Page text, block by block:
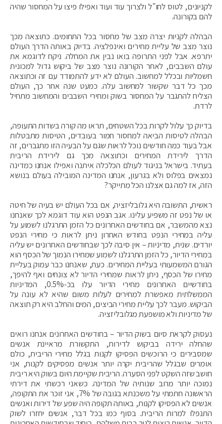
לקניונים, לטוס לחו"ל ולצרוך עוד ועוד ואפילו פיצו על המחסור שהיה
להם בקורונה.
הבהלה לקניות יצרה מצב של מחסור בכל התחומים. כתוצאה מכך
נוצר מצב של עליית מחירים ואינפלציה. בדיוק באותה הדרך העולם
יתרפא. אבל לפני התרופה בואו נבין את המחלה. ניקח לדוגמא את
עולם השבבים, לאחר הקורונה נוצר מצב של ביקוש גדול למכונית
חשמליות ובכלל למחשוב. העולם לא ידע להתמודד עם זה וכתוצאה
מכך כל דבר שקשור למחשוב עלה. כמעט שנה אחר כך, העולם
הצליח להתגבר על המחסור בשוק ומחירי השבבים והמחשוב מתחיל
לרדת.
בדיוק כך עלול לקרות בכל השטחים, תראו מה קורה בשדות התעופה,
הבהלה לטיסות הביאה למחסור חמור בעובדים, הטיסות מתבטלות
אבל בעוד כמה חודשים נוכל לראות שגם על הבעיה הזו מתגברים, זה
הדרך לירידת המחירים וכתוצאה מכך גם לירידת הריבית
בעתיד. בישראל בניגוד לעולם הכלכלה איתנה ואפילו אנחנו כמדינה
נמצאים בפלוס ולא בגרעון, אנחנו המדינה המובילה בעולם בנושא
הזה, אז למה גם אצלנו הכל מתייקר?
ראשית, התשובה היא גלובליזציה, אם בכל העולם יש בעיה של חיטה
או של נפט זה משפיע עלינו. אגב הנפט הוא עוד דוגמא לכך שאנחנו
נצא מהמשבר, אם בחודשים האחרונים כל הזמן התרגלנו לשמוע על
עליה במחירי הנפט בחודש האחרון ניתן לראות כי מחירי הנפט
יורדים. שנית, מדיניות – אין סיבה לכך שבחודשים האחרונים יש עליה
במחירי הדיור, כל הזמן התרגלנו לשמוע שמחירו הנמוך של הכסף הוא
הגורם המשמעותי בעליית המחירים. כעת, שאנחנו כבר עמוק בעליית
מחירו של הכסף, ניתן לראות שמחירי הדיור לא צונחים ואף להיפך,
בחודשיים האחרונים מחירי הדיור עלו בכ-0.5%, המדיניות
הממשלתית מאפשרת למחירים לעלות משום שהיא לא עונה על
הביקוש. מעבר לכך עליית מחירי הביצים, המים והחלב היא רק תוצאה
של מדיניות ולא מושפעת מגלובליזציה.
נעסוק לקראת סיום בשוק הדיור – בחודשים האחרונים אנחנו רואים
שהחלה ירידה בביקוש לדירות, התקשורת מראיינת אנשים
שמסבירים כי הרוכשים הפסיקו לקנות בגלל מחירי הריבית, כולם
אומרים שבגלל שהריבית יקרה יותר אנשים מפסיקים לקנות, אני
חושב שזה השקט לפני הסערה. הריבית שקיימת היום בשוק היא ריבית
נמוכה יותר מרוב שנותיה של המדינה. כשאני רכשתי את דירתי
הראשונה חתמתי על משכנתא בגובה של 7%, אני זוכר את התקופה,
אנשים לא הפסיקו לקנות, באותה תקופה היה שפע של דירות ואנשים
התנפלו למרות הריבית. בסוף כמו בכל דבר, אנשים יחזרו לשוק